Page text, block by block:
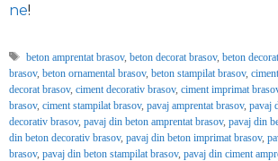
ne!
Etichete
beton amprentat brasov,beton decorat brasov,beton
brasov, beton ornamental brasov, beton stampilat brasov,
decorat brasov, ciment decorativ brasov, ciment imprimat
brasov, ciment stampilat brasov, pavaj amprentat brasov, pavaj
decorativ brasov, pavaj din beton amprentat brasov, pavaj din
din beton decorativ brasov, pavaj din beton imprimat brasov,
brasov, pavaj din beton stampilat brasov, pavaj din ciment